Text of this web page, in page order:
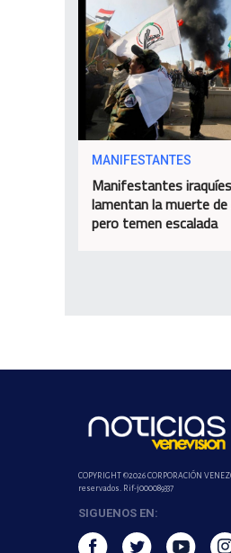
MANIFESTANTES
Manifestantes
lamentan la muerte de
pero temen escalada
COPYRIGHT ©2026 CORPORACIÓN
reservados. Rif-j000089337
SIGUENOS EN: